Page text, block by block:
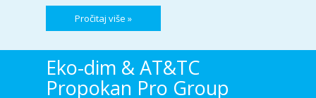
Pročitaj više »
Eko-dim & AT&TC
Propokan Pro Group